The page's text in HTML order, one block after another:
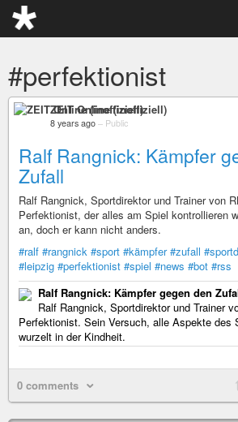
#perfektionist
ZEIT Online (inoffiziell)
8 years ago – Public
Ralf Rangnick: Kämpfer
Zufall
Ralf Rangnick, Sportdirektor und Trainer von
Perfektionist, der alles am Spiel kontrollieren
an, doch er kann nicht anders.
#ralf #rangnick #sport #kämpfer #zufall
#leipzig #perfektionist #spiel #news #bot #rss
Ralf Rangnick: Kämpfer gegen den
Ralf Rangnick, Sportdirektor und Trainer
Perfektionist. Sein Versuch, alle Aspekte des
wurzelt in der Kindheit.
0 comments